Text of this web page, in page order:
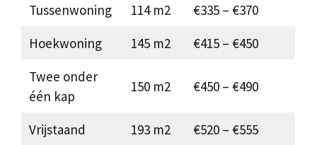
Tussenwoning
114 m2
€335 – €370
Hoekwoning
145 m2
€415 – €450
Twee onder
één kap
150 m2 €450 – €490
Vrijstaand 193 m2 €520 – €555